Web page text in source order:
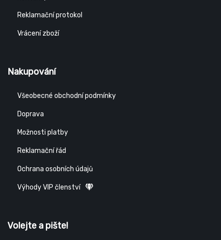
Reklamační protokol
Vrácení zboží
Nakupování
Všeobecné obchodní podmínky
Doprava
Možnosti platby
Reklamační řád
Ochrana osobních údajů
Výhody VIP členství
Volejte a pište!